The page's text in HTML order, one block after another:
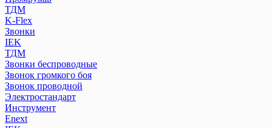
ТДМ
K-Flex
Звонки
IEK
ТДМ
Звонки беспроводные
Звонок громкого боя
Звонок проводной
Электростандарт
Инструмент
Enext